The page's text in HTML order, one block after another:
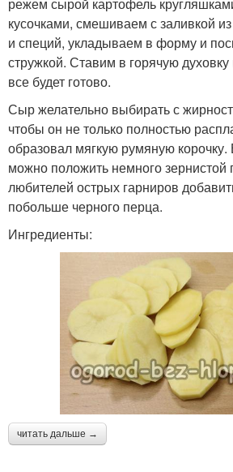
кусочками, смешиваем с заливкой
и специй, укладываем в форму и
стружкой. Ставим в горячую
все будет готово.
Сыр желательно выбирать с
чтобы он не только полностью
образовал мягкую румяную корочку.
можно положить немного зернистой
любителей острых гарниров
побольше черного перца.
Ингредиенты:
читать дальше →